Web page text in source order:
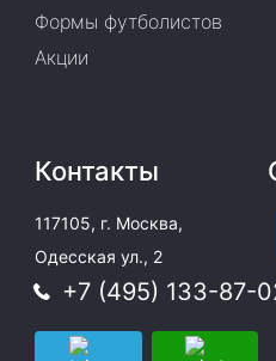
Формы футболистов
Акции
Контакты
117105, г. Москва,
Одесская ул., 2
+7 (495) 133-87-